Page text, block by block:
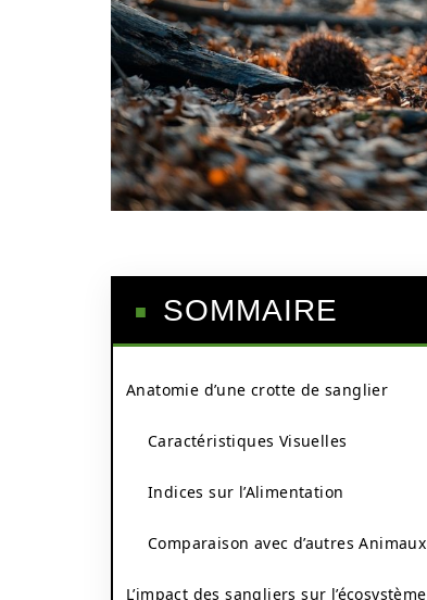
SOMMAIRE
Anatomie d’une crotte de sanglier
Caractéristiques Visuelles
Indices sur l’Alimentation
Comparaison avec d’autres Animaux
L’impact des sangliers sur l’écosystème